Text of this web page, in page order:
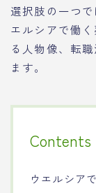
選択肢の一つ
エルシアで働
る人物像、転
ます。
Contents
ウエルシア